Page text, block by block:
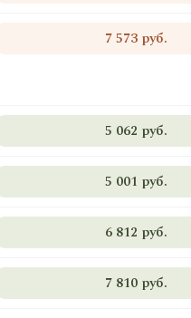
7 573 руб.
5 062 руб.
5 001 руб.
6 812 руб.
7 810 руб.